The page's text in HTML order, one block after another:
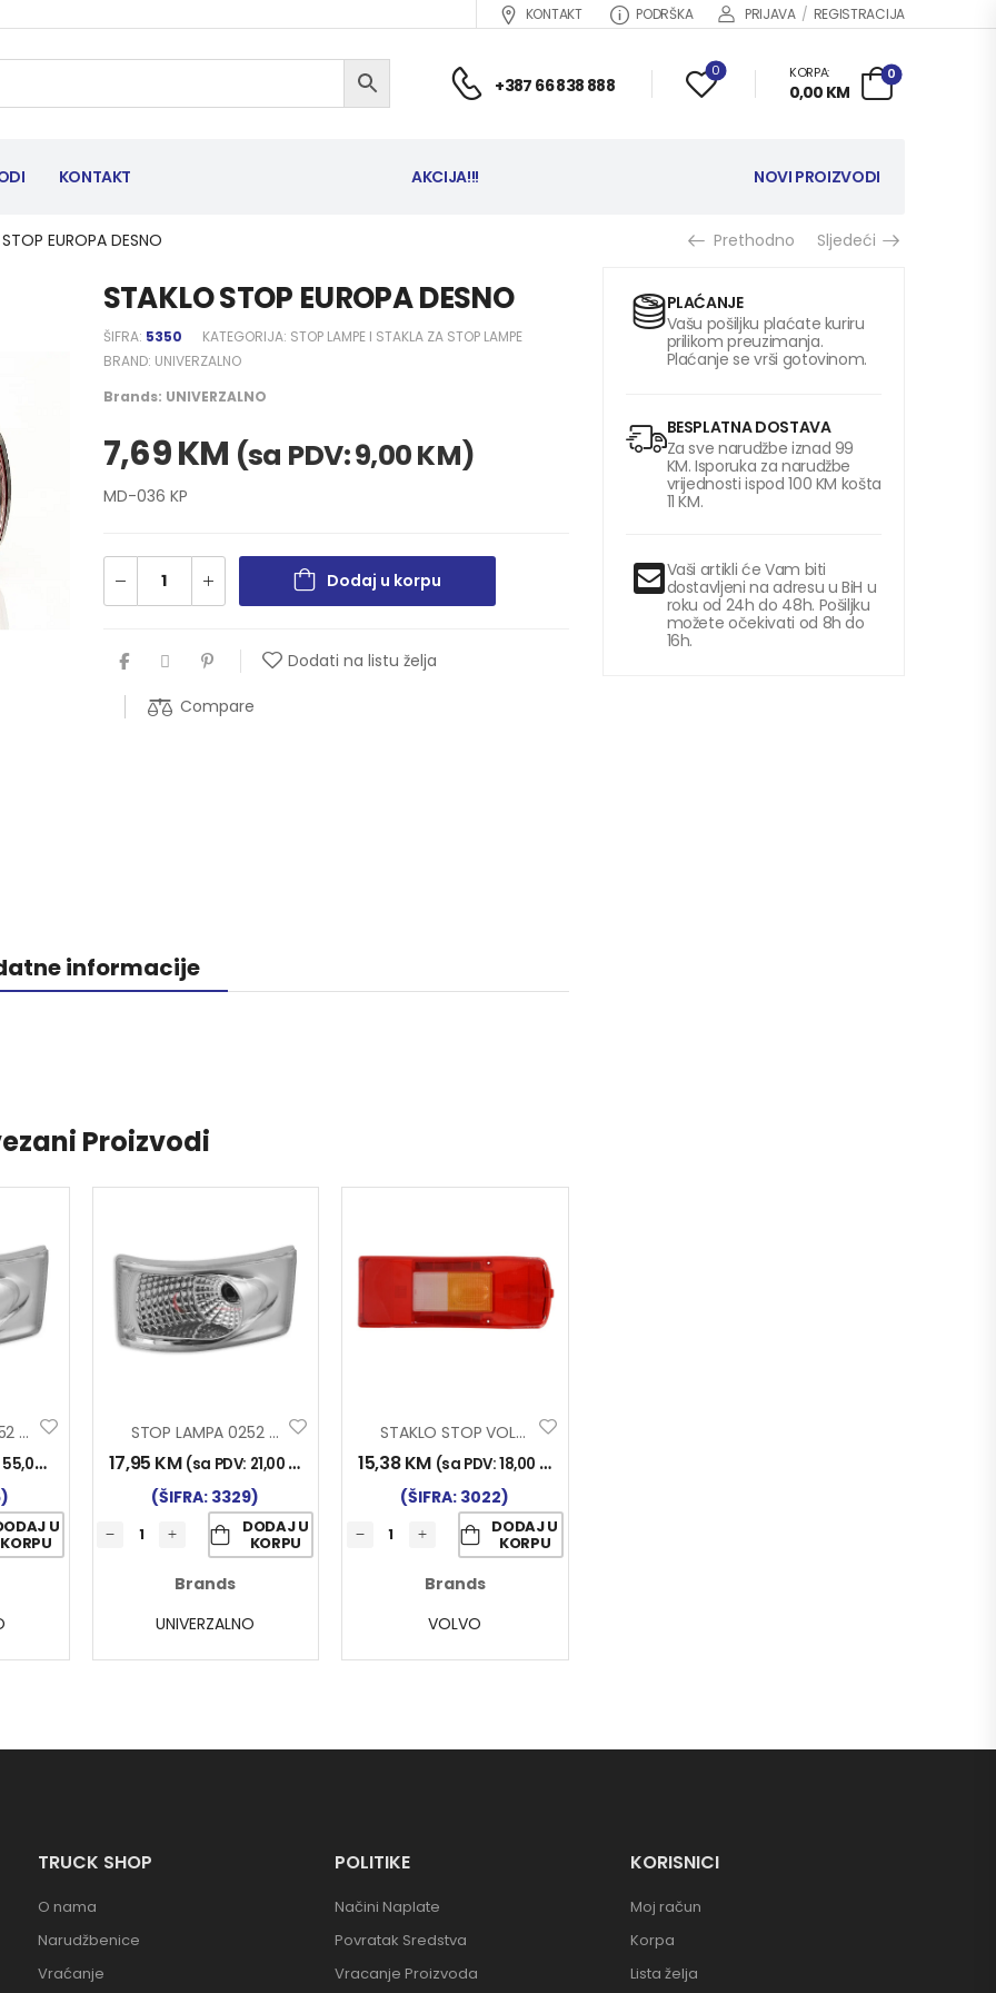
KONTAKT PODRŠKA PRIJAVA / REGISTRACIJA
+387 66 838 888
0 KORPA:
0,00 KM
0
KONTAKT AKCIJA!!! NOVI PROIZVODI
EUROPA DESNO Prethodno Sljedeći
STAKLO STOP EUROPA DESNO
ŠIFRA: 5350 KATEGORIJA: STOP LAMPE I STAKLA ZA STOP LAMPE
BRAND: UNIVERZALNO
Brands: UNIVERZALNO
7,69KM (sa PDV:9,00KM)
MD-036 KP
Dodaj u korpu
Dodati na listu želja
Compare
informacije
Proizvodi
STOP LAMPA 0252 LED BIJELA
55,00 KM
U
KORPU
STOP LAMPA 0252 BIJELA
17,95 KM (sa PDV: 21,00 KM
(ŠIFRA: 3329)
DODAJ U
KORPU
Brands
UNIVERZALNO
STAKLO STOP VOLVO 2006
15,38KM (sa PDV:18,00 KM
(ŠIFRA: 3022)
DODAJ U
KORPU
Brands
VOLVO
PLAĆANJE
Vašu pošiljku plaćate kuriru
prilikom preuzimanja.
Plaćanje se vrši gotovinom.
BESPLATNA DOSTAVA
Za sve narudžbe iznad 99
KM. Isporuka za narudžbe
vrijednosti ispod 100 KM košta
11 KM.
Vaši artikli će Vam biti
dostavljeni na adresu u BiH u
roku od 24h do 48h. Pošiljku
možete očekivati od 8h do
16h.
TRUCK SHOP
O nama
Narudžbenice
Vraćanje
POLITIKE
Načini Naplate
Povratak Sredstva
Vracanje Proizvoda
KORISNICI
Moj račun
Korpa
Lista želja